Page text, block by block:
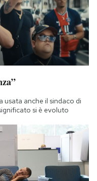
usata anche il sindaco di
si è evoluto